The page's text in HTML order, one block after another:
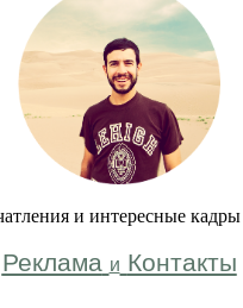
и интересные
Реклама и Контакты